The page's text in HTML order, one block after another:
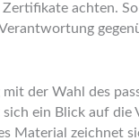
achten.
mit der Wahl des
ein Blick auf die
Material zeichnet